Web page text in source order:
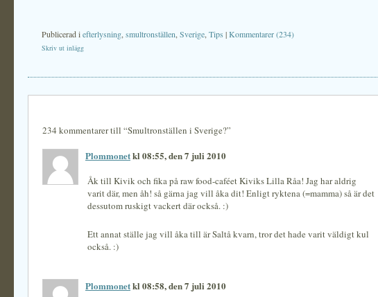
Publicerad iefterlysning smultronställen Sverige Tips |Kommentarer (234)
Skriv ut inlägg
234 kommentarer till “Smultronställen i Sverige?”
Plommonetkl 08:55, den 7 juli 2010
Åk till Kivik och fika på raw food-caféet Kiviks Lilla Råa! Jag har aldrig
varit där, men åh! så gärna jag vill åka dit! Enligt ryktena (=mamma) så är det
dessutom ruskigt vackert där också. :)
Ett annat ställe jag vill åka till är Saltå kvarn, tror det hade varit väldigt kul
också. :)
Plommonetkl 08:58, den 7 juli 2010